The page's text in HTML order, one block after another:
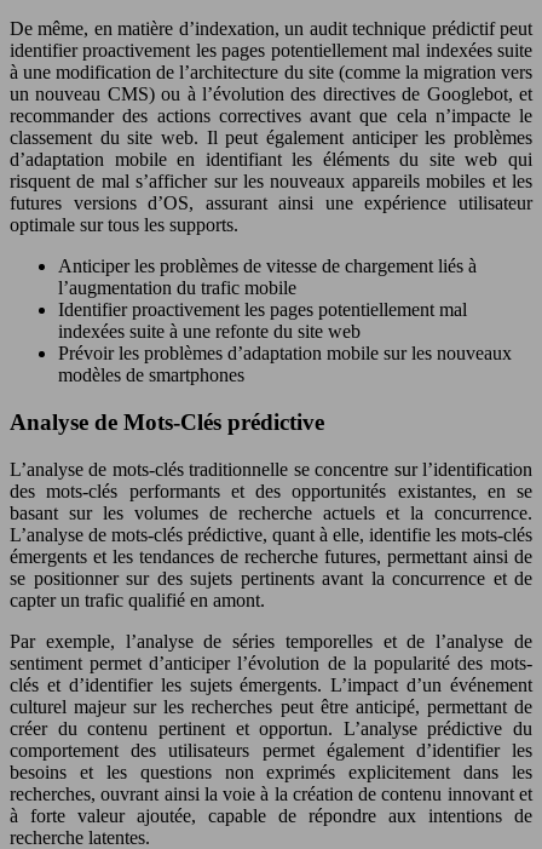
De même, en matière d’indexation, un audit technique prédictif peut
identifier proactivement les pages potentiellement mal indexées suite
à une modification de l’architecture du site (comme la migration vers
un nouveau CMS) ou à l’évolution des directives de Googlebot, et
recommander des actions correctives avant que cela n’impacte le
classement du site web. Il peut également anticiper les problèmes
d’adaptation mobile en identifiant les éléments du site web qui
risquent de mal s’afficher sur les nouveaux appareils mobiles et les
futures versions d’OS, assurant ainsi une expérience utilisateur
optimale sur tous les supports.
Anticiper les problèmes de vitesse de chargement liés à
l’augmentation du trafic mobile
Identifier proactivement les pages potentiellement mal
indexées suite à une refonte du site web
Prévoir les problèmes d’adaptation mobile sur les nouveaux
modèles de smartphones
Analyse de Mots-Clés prédictive
L’analyse de mots-clés traditionnelle se concentre sur l’identification
des mots-clés performants et des opportunités existantes, en se
basant sur les volumes de recherche actuels et la concurrence.
L’analyse de mots-clés prédictive, quant à elle, identifie les mots-clés
émergents et les tendances de recherche futures, permettant ainsi de
se positionner sur des sujets pertinents avant la concurrence et de
capter un trafic qualifié en amont.
Par exemple, l’analyse de séries temporelles et de l’analyse de
sentiment permet d’anticiper l’évolution de la popularité des mots-
clés et d’identifier les sujets émergents. L’impact d’un événement
culturel majeur sur les recherches peut être anticipé, permettant de
créer du contenu pertinent et opportun. L’analyse prédictive du
comportement des utilisateurs permet également d’identifier les
besoins et les questions non exprimés explicitement dans les
recherches, ouvrant ainsi la voie à la création de contenu innovant et
à forte valeur ajoutée, capable de répondre aux intentions de
recherche latentes.